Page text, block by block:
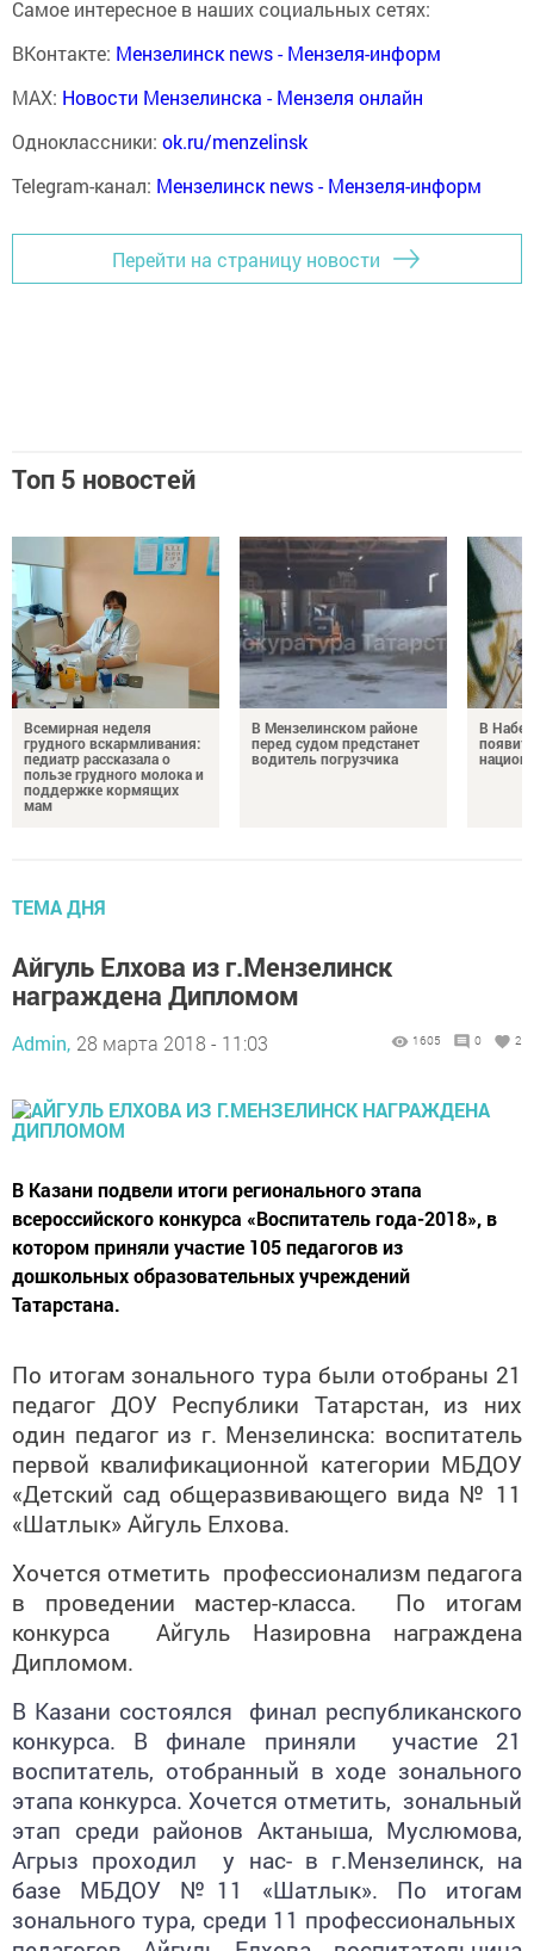
Самое интересное в наших социальных сетях:
ВКонтакте: Мензелинск news - Мензеля-информ
MAX: Новости Мензелинска - Мензеля онлайн
Одноклассники: ok.ru/menzelinsk
Telegram-канал: Мензелинск news - Мензеля-информ
Перейти на страницу новости
Топ 5 новостей
Всемирная неделя
грудного вскармливания:
педиатр рассказала о
пользе грудного молока и
поддержке кормящих
мам
В Мензелинском районе
перед судом предстанет
водитель погрузчика
В
ТЕМА ДНЯ
Айгуль Елхова из г.Мензелинск
награждена Дипломом
Admin, 28 марта 2018 - 11:03 1605 0 2
В Казани подвели итоги регионального этапа
всероссийского конкурса «Воспитатель года-2018», в
котором приняли участие 105 педагогов из
дошкольных образовательных учреждений
Татарстана.
По итогам зонального тура были отобраны 21
педагог ДОУ Республики Татарстан, из них
один педагог из г. Мензелинска: воспитатель
первой квалификационной категории МБДОУ
«Детский сад общеразвивающего вида № 11
«Шатлык» Айгуль Елхова.
Хочется отметить профессионализм педагога
в проведении мастер-класса. По итогам
конкурса Айгуль Назировна награждена
Дипломом.
В Казани состоялся финал республиканского
конкурса. В финале приняли участие 21
воспитатель, отобранный в ходе зонального
этапа конкурса. Хочется отметить, зональный
этап среди районов Актаныша, Муслюмова,
Агрыз проходил у нас- в г.Мензелинск, на
базе МБДОУ №11 «Шатлык». По итогам
зонального тура, среди 11 профессиональных